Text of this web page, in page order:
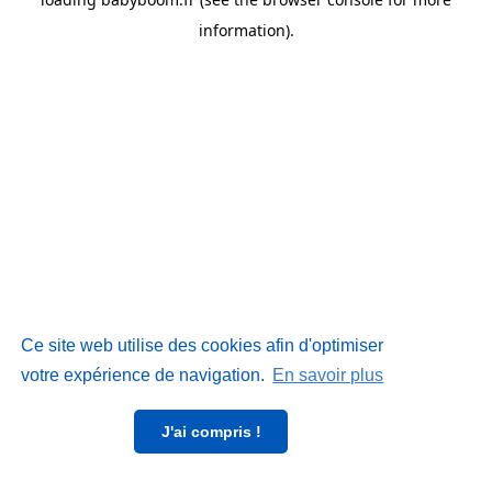
Ce site web utilise des cookies afin d'optimiser
votre expérience de navigation. En savoir plus
J'ai compris !
information).